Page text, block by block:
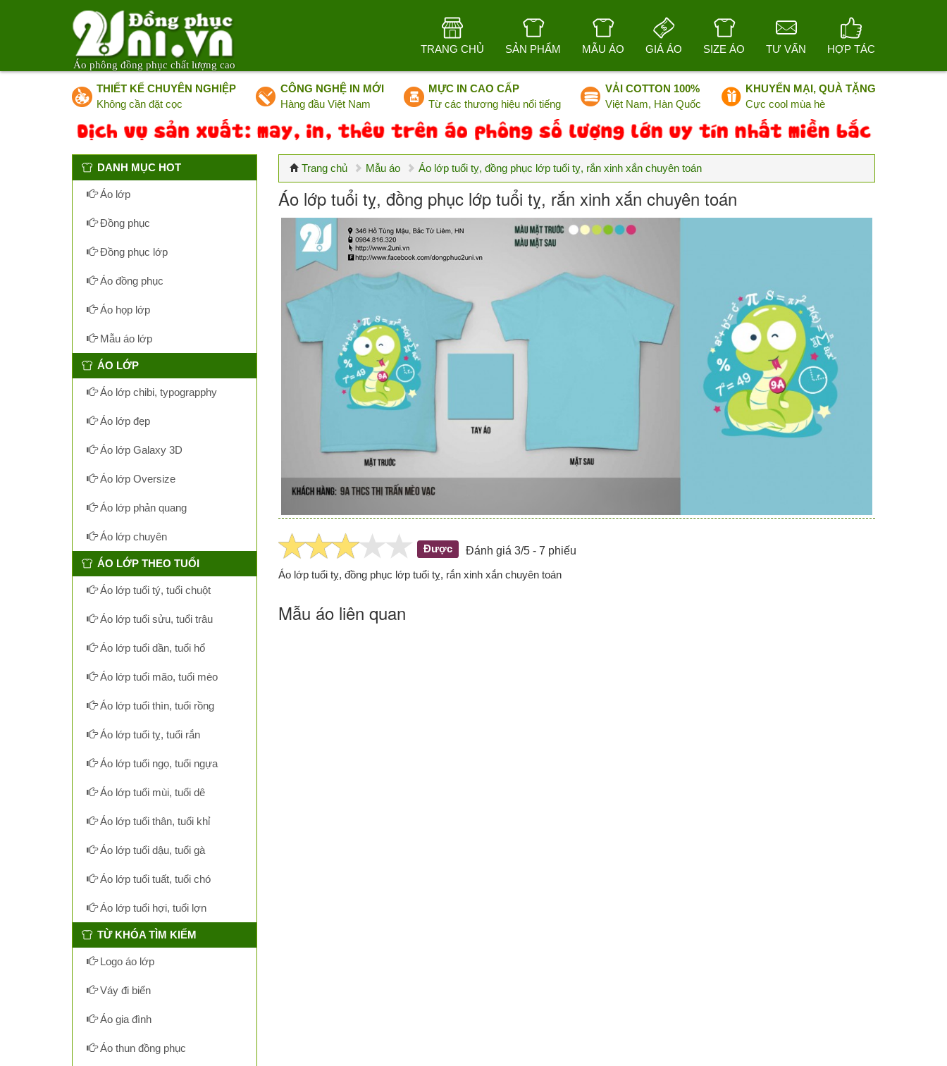
Áo phông đồng phục chất lượng cao
TRANG CHỦ SẢN PHẨM MẪU ÁO GIÁ ÁO SIZE ÁO TƯ VẤN HỢP TÁC
THIẾT KẾ CHUYÊN NGHIỆP
Không cần đặt cọc
CÔNG NGHỆ IN MỚI
Hàng đầu Việt Nam
MỰC IN CAO CẤP
Từ các thương hiệu nổi tiếng
VẢI COTTON 100%
Việt Nam, Hàn Quốc
KHUYẾN MẠI, QUÀ TẶNG
Cực cool mùa hè
Trang chủ Mẫu áo Áo lớp tuổi tỵ, đồng phục lớp tuổi tỵ, rắn xinh xắn chuyên toán
Áo lớp tuổi tỵ, đồng phục lớp tuổi tỵ, rắn xinh xắn chuyên toán
Được Đánh giá 3/5 - 7 phiếu
Áo lớp tuổi tỵ, đồng phục lớp tuổi tỵ, rắn xinh xắn chuyên toán
Mẫu áo liên quan
DANH MỤC HOT
Áo lớp
Đồng phục
Đồng phục lớp
Áo đồng phục
Áo họp lớp
Mẫu áo lớp
ÁO LỚP
Áo lớp chibi, typograpphy
Áo lớp đẹp
Áo lớp Galaxy 3D
Áo lớp Oversize
Áo lớp phản quang
Áo lớp chuyên
ÁO LỚP THEO TUỔI
Áo lớp tuổi tý, tuổi chuột
Áo lớp tuổi sửu, tuổi trâu
Áo lớp tuổi dần, tuổi hổ
Áo lớp tuổi mão, tuổi mèo
Áo lớp tuổi thìn, tuổi rồng
Áo lớp tuổi tỵ, tuổi rắn
Áo lớp tuổi ngọ, tuổi ngựa
Áo lớp tuổi mùi, tuổi dê
Áo lớp tuổi thân, tuổi khỉ
Áo lớp tuổi dậu, tuổi gà
Áo lớp tuổi tuất, tuổi chó
Áo lớp tuổi hợi, tuổi lợn
TỪ KHÓA TÌM KIẾM
Logo áo lớp
Váy đi biển
Áo gia đình
Áo thun đồng phục